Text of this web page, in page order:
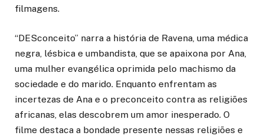
filmagens.
“DESconceito” narra a história de Ravena, uma médica
negra, lésbica e umbandista, que se apaixona por Ana,
uma mulher evangélica oprimida pelo machismo da
sociedade e do marido. Enquanto enfrentam as
incertezas de Ana e o preconceito contra as religiões
africanas, elas descobrem um amor inesperado. O
filme destaca a bondade presente nessas religiões e